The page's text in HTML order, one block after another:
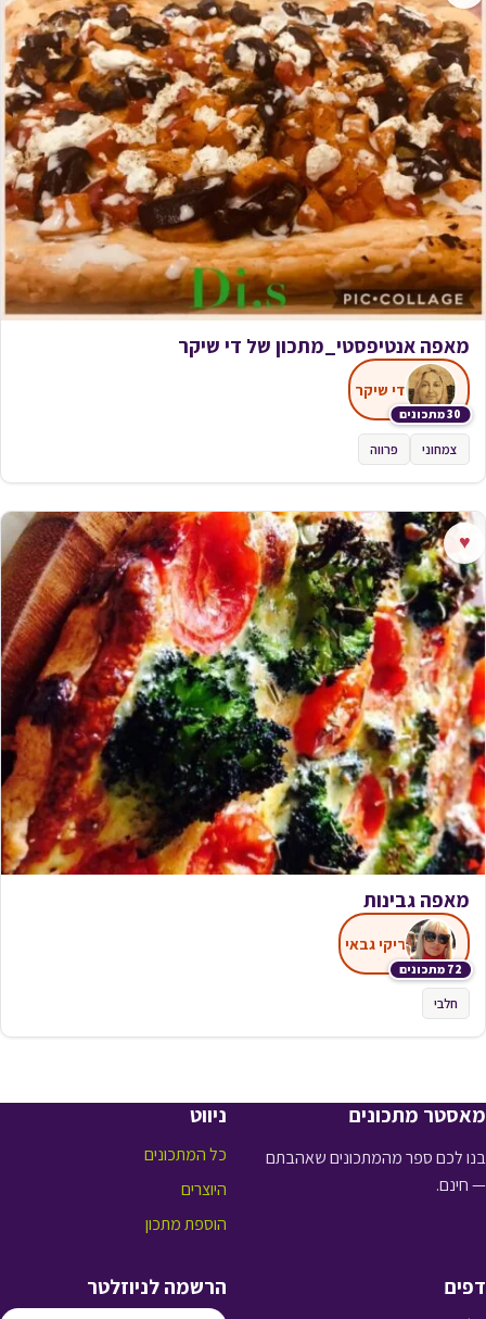
מאפה אנטיפסטי_מתכון של די שיקר
30 מתכונים
די שיקר
צמחוני פרווה
♥
מאפה גבינות
72 מתכונים
ריקי גבאי
חלבי
מאסטר מתכונים
בנו לכם ספר מהמתכונים שאהבתם
— חינם.
ניווט
כל המתכונים
היוצרים
הוספת מתכון
דפים הרשמה לניוזלטר